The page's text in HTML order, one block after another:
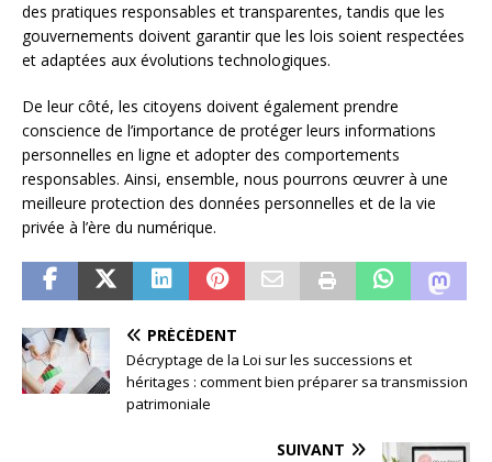
des pratiques responsables et transparentes, tandis que les
gouvernements doivent garantir que les lois soient respectées
et adaptées aux évolutions technologiques.
De leur côté, les citoyens doivent également prendre
conscience de l’importance de protéger leurs informations
personnelles en ligne et adopter des comportements
responsables. Ainsi, ensemble, nous pourrons œuvrer à une
meilleure protection des données personnelles et de la vie
privée à l’ère du numérique.
PRÉCÉDENT
Décryptage de la Loi sur les successions et
héritages : comment bien préparer sa transmission
patrimoniale
SUIVANT